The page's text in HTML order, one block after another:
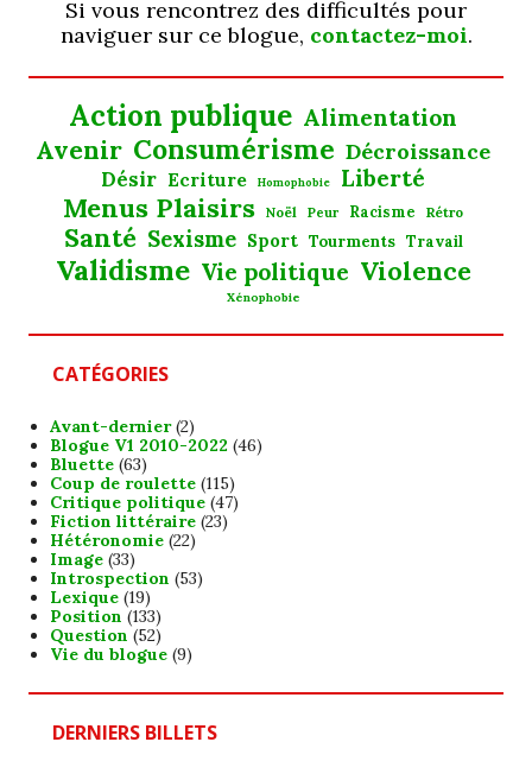
Si vous rencontrez des difficultés pour
naviguer sur ce blogue, contactez-moi.
Action publique Alimentation
Avenir Consumérisme Décroissance
Désir Ecriture Homophobie Liberté
Menus Plaisirs Noël Peur Racisme Rétro
Santé Sexisme Sport Tourments Travail
Validisme Vie politique Violence
Xénophobie
CATÉGORIES
Avant-dernier(2)
Blogue V1 2010-2022 (46)
Bluette(63)
Coup de roulette(115)
Critique politique(47)
Fiction littéraire(23)
Hétéronomie(22)
Image(33)
Introspection (53)
Lexique(19)
Position (133)
Question (52)
Vie du blogue(9)
DERNIERS BILLETS